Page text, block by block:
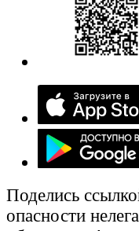
Поделись
опасности